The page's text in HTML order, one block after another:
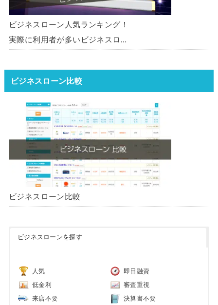
ビジネスローン人気ランキング！
実際に利用者が多いビジネスロー
ータ】【2026年版】
ビジネスローン比較
ビジネスローン比較
ビジネスローンを探す
人気 即日融資
低金利 審査重視
来店不要 決算書不要